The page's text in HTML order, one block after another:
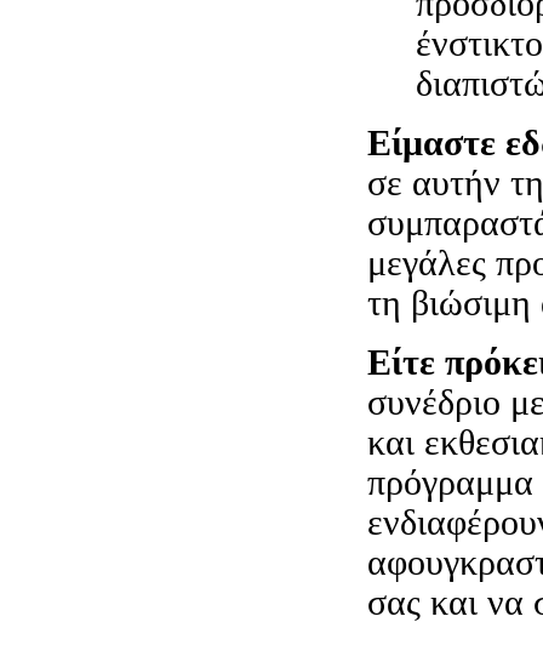
Είμαστε
σε αυτήν
μεγάλες
τη
Είτε
συνέδριο
και
πρόγραμμα
σας και να